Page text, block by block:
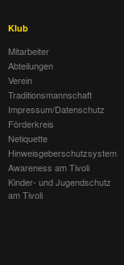
Klub
Mitarbeiter
Abteilungen
Verein
Traditionsmannschaft
Impressum/Datenschutz
Förderkreis
Netiquette
Hinweisgeberschutzsystem
Awareness am Tivoli
Kinder- und Jugendschutz
am Tivoli